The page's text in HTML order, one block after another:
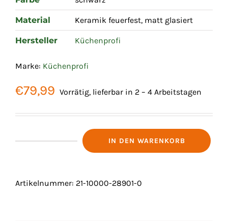
Material Keramik feuerfest, matt glasiert
Hersteller Küchenprofi
Marke: Küchenprofi
€79,99 Vorrätig, lieferbar in 2 – 4 Arbeitstagen
IN DEN WARENKORB
Artikelnummer: 21-10000-28901-0